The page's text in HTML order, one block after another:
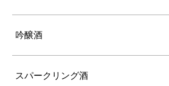
吟醸酒
スパークリング酒